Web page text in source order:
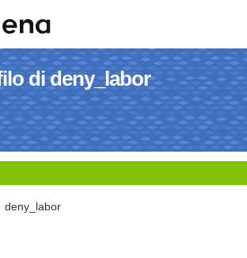
di deny_labor
deny_labor